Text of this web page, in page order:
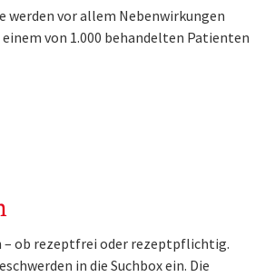
werden vor allem Nebenwirkungen
von 1.000 behandelten Patienten
– ob rezeptfrei oder rezeptpflichtig.
in die Suchbox ein. Die